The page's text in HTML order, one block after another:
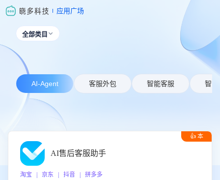
应用广场
全部类目 
AI-Agent 客服外包 智能客服 智能
👍 本
AI售后客服助手
淘宝 | 京东 | 抖音 | 拼多多